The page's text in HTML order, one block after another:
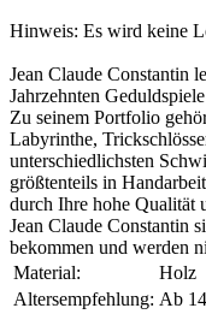
Hinweis: Es wird keine
Jean Claude Constantin
Jahrzehnten
Zu seinem Portfolio
Labyrinthe,
unterschiedlichsten
größtenteils in
durch Ihre hohe Qualität
Jean Claude Constantin
bekommen und werden
Material:
Holz
Altersempfehlung: Ab